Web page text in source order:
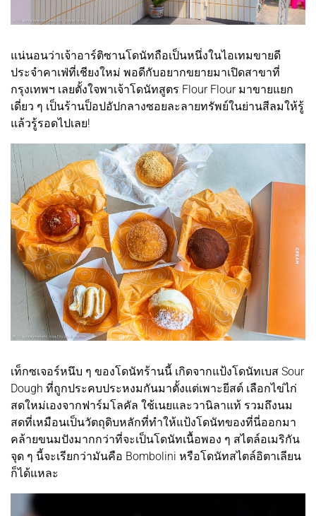
แน่นอนว่าเจ้าอาร์ติซานโดนัทถือเป็นหนึ่งในไอเทมขายดี
ประจำคาเฟ่ที่เชียงใหม่ พอดีกับอยากขยายมาเปิดสาขาที่
กรุงเทพฯ เลยตั้งใจพาเจ้าโดนัทสูตร Flour Flour มาขายแยก
เดี่ยว ๆ เป็นร้านป็อปอัปกลางซอยละลายทรัพย์ในย่านสีลมให้รู้
แล้วรู้รอดไปเลย!
เท็กซเจอร์หนึบ ๆ ของโดนัทร้านนี้ เกิดจากแป้งโดนัทเบส Sour
Dough ที่ถูกประคบประหงมกันมาตั้งแต่เพาะยีสต์ เลือกไข่ไก่
สดใหม่เองจากฟาร์มโลคัล ใช้เนยและวานิลาแท้ รวมถึงนม
สดที่เหมือนเป็นวัตถุดิบหลักที่ทำให้แป้งโดนัทของที่นี่ออกมา
คล้ายขนมปังมากกว่าที่จะเป็นโดนัทเนื้อพอง ๆ สไตล์อเมริกัน
จุด ๆ นี้จะเรียกว่ามันคือ Bombolini หรือโดนัทสไตล์อิตาเลียน
ก็ได้แหละ